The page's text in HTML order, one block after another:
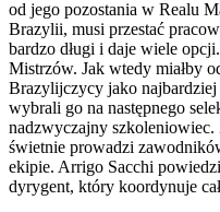
od jego pozostania w Realu
Brazylii, musi przestać
bardzo długi i daje wiele
Mistrzów. Jak wtedy miałby
Brazylijczycy jako najbardziej
wybrali go na następnego
nadzwyczajny szkoleniowiec.
świetnie prowadzi
ekipie. Arrigo Sacchi
dyrygent, który koordynuje